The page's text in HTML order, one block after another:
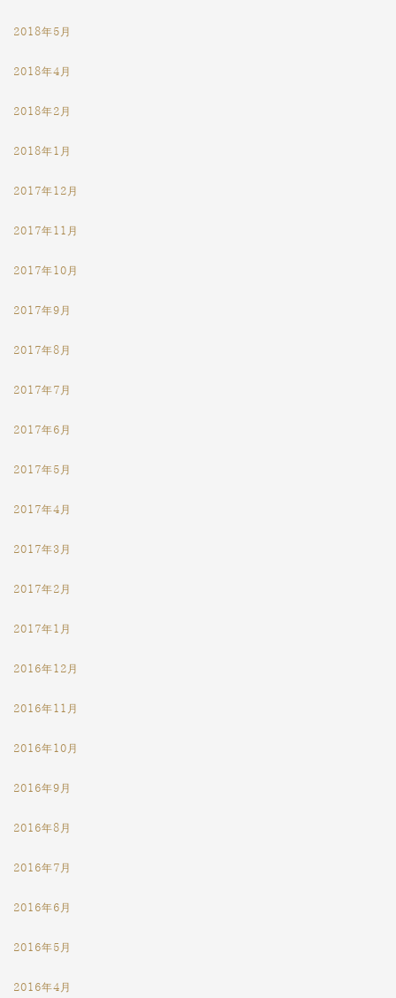
2018年5月
2018年4月
2018年2月
2018年1月
2017年12月
2017年11月
2017年10月
2017年9月
2017年8月
2017年7月
2017年6月
2017年5月
2017年4月
2017年3月
2017年2月
2017年1月
2016年12月
2016年11月
2016年10月
2016年9月
2016年8月
2016年7月
2016年6月
2016年5月
2016年4月